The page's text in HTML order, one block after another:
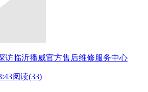
访临沂播威官方售后维修服务中心
阅读(33)